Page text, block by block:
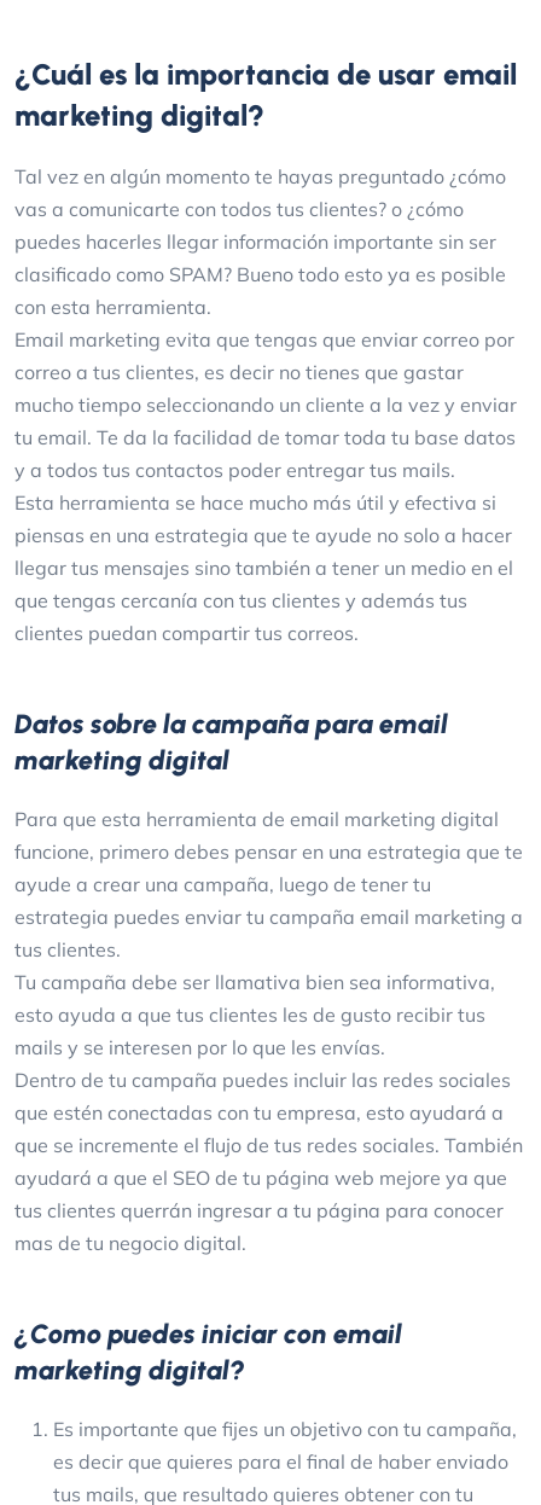
¿Cuál es la importancia de usar email
marketing digital?
Tal vez en algún momento te hayas preguntado ¿cómo
vas a comunicarte con todos tus clientes? o ¿cómo
puedes hacerles llegar información importante sin ser
clasificado como SPAM? Bueno todo esto ya es posible
con esta herramienta.
Email marketing evita que tengas que enviar correo por
correo a tus clientes, es decir no tienes que gastar
mucho tiempo seleccionando un cliente a la vez y enviar
tu email. Te da la facilidad de tomar toda tu base datos
y a todos tus contactos poder entregar tus mails.
Esta herramienta se hace mucho más útil y efectiva si
piensas en una estrategia que te ayude no solo a hacer
llegar tus mensajes sino también a tener un medio en el
que tengas cercanía con tus clientes y además tus
clientes puedan compartir tus correos.
Datos sobre la campaña para email
marketing digital
Para que esta herramienta de email marketing digital
funcione, primero debes pensar en una estrategia que te
ayude a crear una campaña, luego de tener tu
estrategia puedes enviar tu campaña email marketing a
tus clientes.
Tu campaña debe ser llamativa bien sea informativa,
esto ayuda a que tus clientes les de gusto recibir tus
mails y se interesen por lo que les envías.
Dentro de tu campaña puedes incluir las redes sociales
que estén conectadas con tu empresa, esto ayudará a
que se incremente el flujo de tus redes sociales. También
ayudará a que el SEO de tu página web mejore ya que
tus clientes querrán ingresar a tu página para conocer
mas de tu negocio digital.
¿Como puedes iniciar con email
marketing digital?
Es importante que fijes un objetivo con tu campaña,
es decir que quieres para el final de haber enviado
tus mails, que resultado quieres obtener con tu